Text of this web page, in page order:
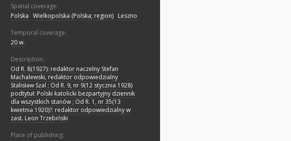
Spatial coverage:
Polska Wielkopolska (Polska; region) Leszno
Temporal coverage:
20 w.
Description:
Od R. 8(1927): redaktor naczelny Stefan
Machalewski, redaktor odpowiedzialny
Stalisław Szal ; Od R. 9, nr 9(12 stycznia 1928)
podtytuł: Polski katolicki bezpartyjny dziennik
dla wszystkich stanów ; Od R. 1, nr 35(13
kwietnia 1920)?: redaktor odpowiedzialny w
zast. Leon Trzebiński
Place of publishing: